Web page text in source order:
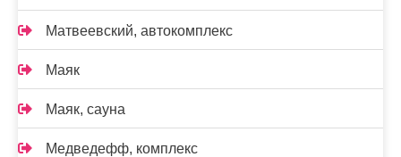
Матвеевский, автокомплекс
Маяк
Маяк, сауна
Медведефф, комплекс